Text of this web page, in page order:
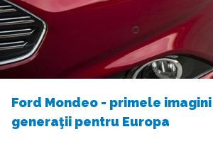
Ford Mondeo - primele
generaţii pentru Europa